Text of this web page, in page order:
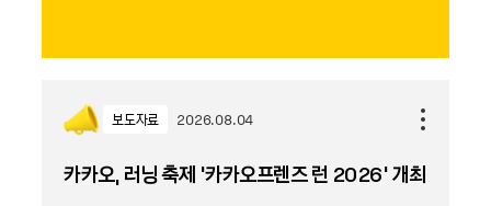
보도자료 2026.08.04
카카오, 러닝 축제 '카카오프렌즈 런 2026' 개최